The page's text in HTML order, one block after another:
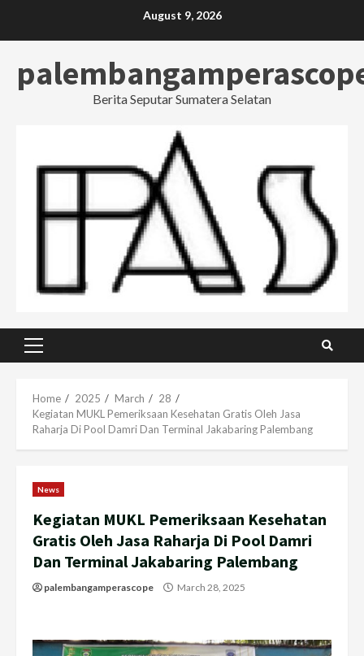
August 9, 2026
Berita Seputar Sumatera Selatan
Primary
Home 2025 March
28
Kegiatan MUKL Pemeriksaan Kesehatan Gratis Oleh Jasa
Raharja Di Pool Damri Dan Terminal Jakabaring Palembang
News
Kegiatan MUKL Pemeriksaan Kesehatan
Gratis Oleh Jasa Raharja Di Pool Damri
Dan Terminal Jakabaring Palembang
palembangamperascope March 28, 2025